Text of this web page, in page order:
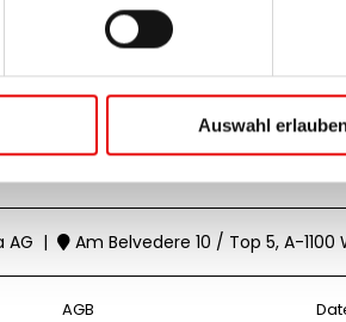
Auswahl
AG | Am Belvedere 10 / Top 5, A-1100
AGB